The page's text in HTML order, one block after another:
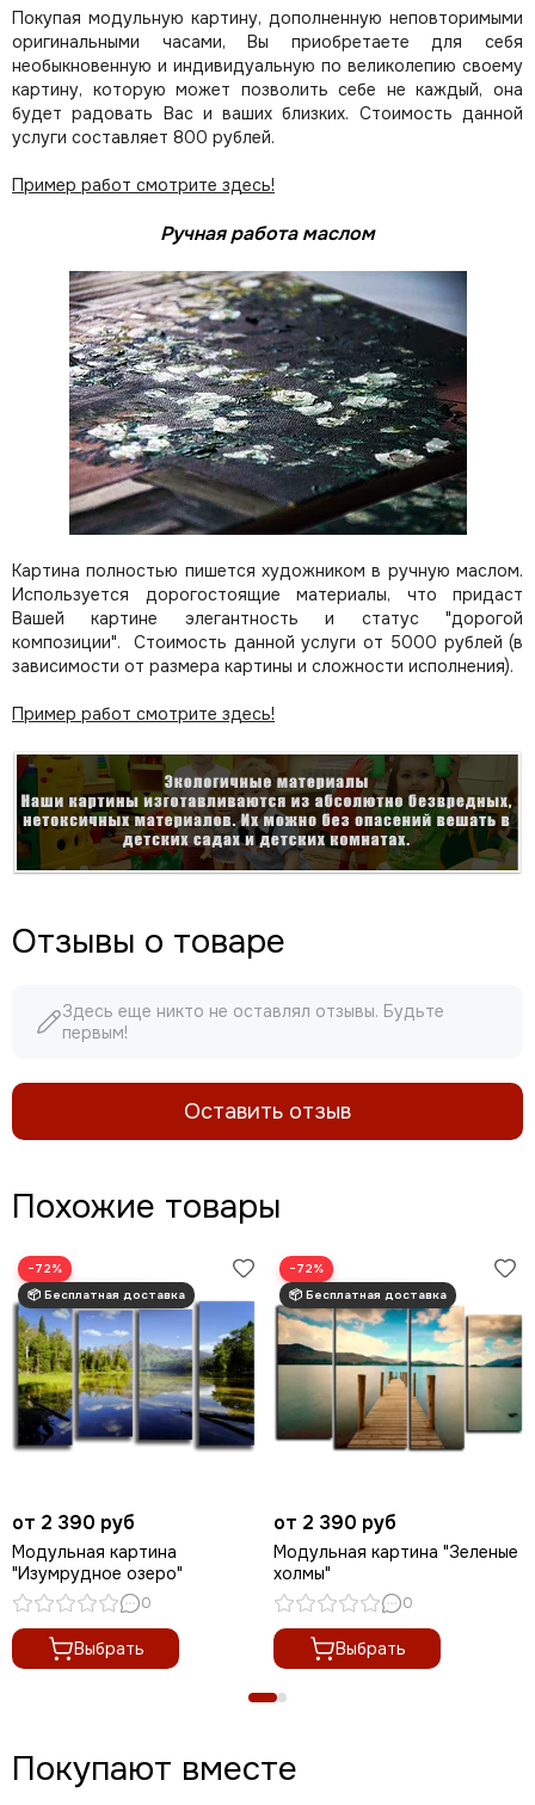
Покупая модульную картину, дополненную неповторимыми
оригинальными часами, Вы приобретаете для себя
необыкновенную и индивидуальную по великолепию своему
картину, которую может позволить себе не каждый, она
будет радовать Вас и ваших близких. Стоимость данной
услуги составляет 800 рублей.
Пример работ смотрите здесь!
Ручная работа маслом
Картина полностью пишется художником в ручную маслом.
Используется дорогостоящие материалы, что придаст
Вашей картине элегантность и статус "дорогой
композиции". Стоимость данной услуги от 5000 рублей (в
зависимости от размера картины и сложности исполнения).
Пример работ смотрите здесь!
Отзывы о товаре
Здесь еще никто не оставлял отзывы. Будьте
первым!
Оставить отзыв
Похожие товары
−72%
от 2 390 руб
Модульная картина
"Изумрудное озеро"
0
Выбрать
−72%
от 2 390 руб
Модульная картина "Зеленые
холмы"
0
Выбрать
Покупают вместе